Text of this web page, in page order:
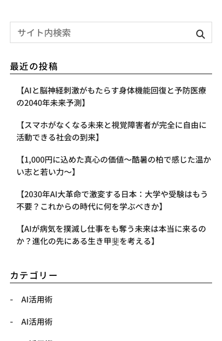
最近の投稿
【AIと脳神経刺激がもたらす身体機能回復と予防医療
の2040年未来予測】
【スマホがなくなる未来と視覚障害者が完全に自由に
活動できる社会の到来】
【1,000円に込めた真心の価値〜酷暑の柏で感じた温か
い志と若い力〜】
【2030年AI大革命で激変する日本：大学や受験はもう
不要？これからの時代に何を学ぶべきか】
【AIが病気を撲滅し仕事をも奪う未来は本当に来るの
か？進化の先にある生き甲斐を考える】
カテゴリー
AI活用術
AI活用術